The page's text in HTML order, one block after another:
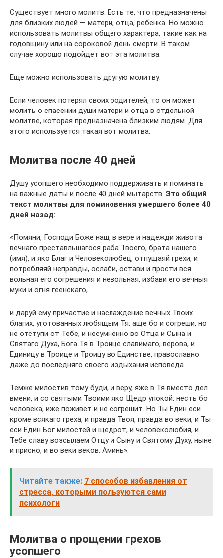
Существует много молитв. Есть те, что предназначены
для близких людей — матери, отца, ребенка. Но можно
использовать молитвы общего характера, такие как на
годовщину или на сороковой день смерти. В таком
случае хорошо подойдет вот эта молитва:
Еще можно использовать другую молитву:
Если человек потерял своих родителей, то он может
молить о спасении души матери и отца в отдельной
молитве, которая предназначена близким людям. Для
этого используется такая вот молитва:
Молитва после 40 дней
Душу усопшего необходимо поддерживать и поминать
на важные даты и после 40 дней мытарств. Это общий
текст молитвы для поминовения умершего более 40
дней назад:
«Помяни, Господи Боже наш, в вере и надежди живота
вечнаго преставльшагося раба Твоего, брата нашего
(имя), и яко Благ и Человеколюбец, отпущаяй грехи, и
потребляяй неправды, ослаби, остави и прости вся
вольная его согрешения и невольная, избави его вечныя
муки и огня геенскаго,
и даруй ему причастие и наслаждение вечных Твоих
благих, уготованных любящым Тя: аще бо и согреши, но
не отступи от Тебе, и несумненно во Отца и Сына и
Святаго Духа, Бога Тя в Троице славимаго, верова, и
Единицу в Троице и Троицу во Единстве, православно
даже до последняго своего издыхания исповеда.
Темже милостив тому буди, и веру, яже в Тя вместо дел
вмени, и со святыми Твоими яко Щедр упокой: несть бо
человека, иже поживет и не согрешит. Но Ты Един еси
кроме всякаго греха, и правда Твоя, правда во веки, и Ты
еси Един Бог милостей и щедрот, и человеколюбия, и
Тебе славу возсылаем Отцу и Сыну и Святому Духу, ныне
и присно, и во веки веков. Аминь».
Читайте также: 7 способов избавления от
стресса, которыми пользуются сами
психологи
Молитва о прощении грехов
усопшего